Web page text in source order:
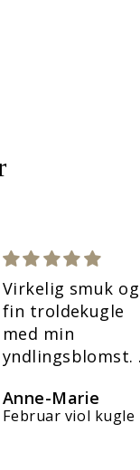
Virkelig smuk og
fin troldekugle
med min
yndlingsblomst.
hurtig og god
handel 💜
Anne-Marie
Februar viol kugle